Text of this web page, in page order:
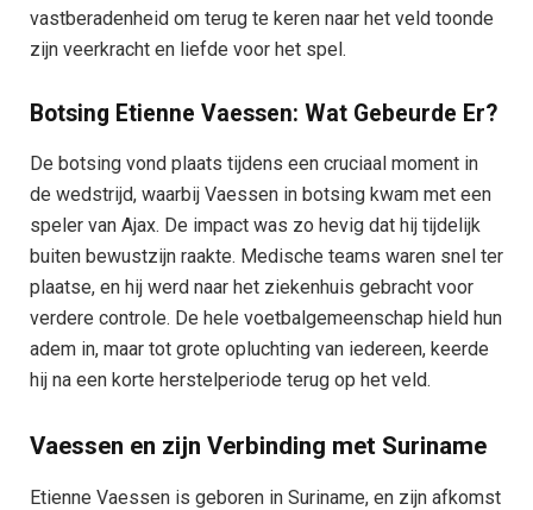
vastberadenheid om terug te keren naar het veld toonde
zijn veerkracht en liefde voor het spel.
Botsing Etienne Vaessen: Wat Gebeurde Er?
De botsing vond plaats tijdens een cruciaal moment in
de wedstrijd, waarbij Vaessen in botsing kwam met een
speler van Ajax. De impact was zo hevig dat hij tijdelijk
buiten bewustzijn raakte. Medische teams waren snel ter
plaatse, en hij werd naar het ziekenhuis gebracht voor
verdere controle. De hele voetbalgemeenschap hield hun
adem in, maar tot grote opluchting van iedereen, keerde
hij na een korte herstelperiode terug op het veld.
Vaessen en zijn Verbinding met Suriname
Etienne Vaessen is geboren in Suriname, en zijn afkomst